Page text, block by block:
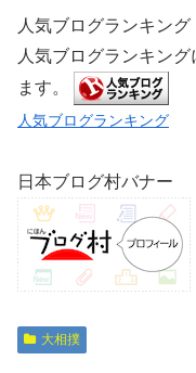
人気ブログランキング
人気ブログランキン
ます。
人気ブログランキング
日本ブログ村バナー
大相撲